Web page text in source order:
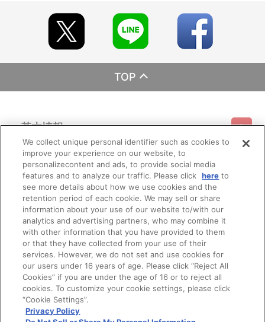
TOP
基本情報
利用規約 特定商取引法に基づく表示 プライバシーポリシー
プライバシーオプション 会社概要
ご利用情報
ご利用ガイド サイトマップ お問い合わせ
Do Not Sell or Share My Personal Information
会員メニュー
ログイン 会員規約 新規会員登録
その他のご案内
公式X バンダイナムコフィルムワークス
We collect unique personal identifier such as cookies to
improve your experience on our website, to
personalizecontent and ads, to provide social media
features and to analyze our traffic. Please click here to
see more details about how we use cookies and the
retention period of each cookie. We may sell or share
information about your use of our website to/with our
analytics and advertising partners, who may combine it
with other information that you have provided to them
or that they have collected from your use of their
services. However, we do not set and use cookies for
our users under 16 years of age. Please click “Reject All
Cookies” if you are under the age of 16 or to reject all
cookies. To customize your cookie settings, please click
“Cookie Settings”.
Privacy Policy